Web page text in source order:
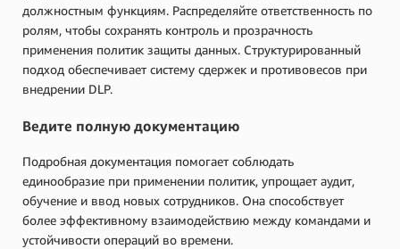
должностным функциям. Распределяйте ответственность по
ролям, чтобы сохранять контроль и прозрачность
применения политик защиты данных. Структурированный
подход обеспечивает систему сдержек и противовесов при
внедрении DLP.
Ведите полную документацию
Подробная документация помогает соблюдать
единообразие при применении политик, упрощает аудит,
обучение и ввод новых сотрудников. Она способствует
более эффективному взаимодействию между командами и
устойчивости операций во времени.